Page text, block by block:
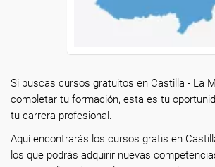
Si buscas cursos gratuitos en Castilla - La
completar tu formación, esta es tu
tu carrera profesional.
Aquí encontrarás los cursos gratis en
los que podrás adquirir nuevas